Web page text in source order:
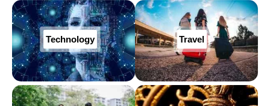
Technology Travel